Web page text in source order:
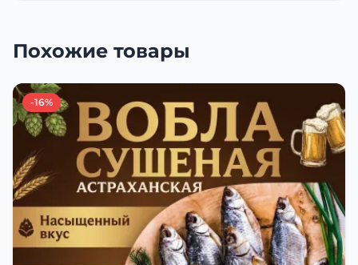
Похожие товары
-16%